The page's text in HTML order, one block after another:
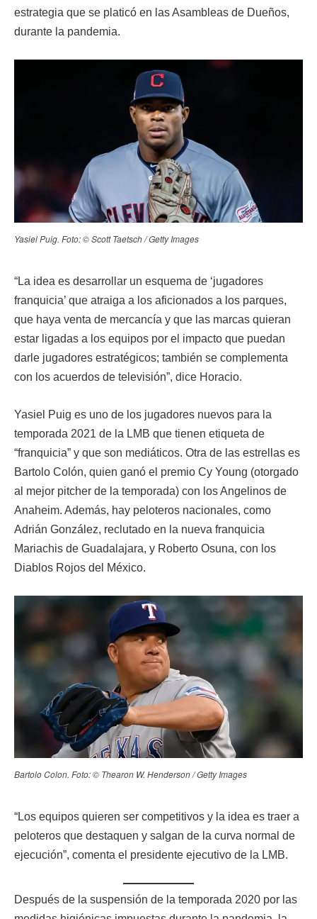
estrategia que se platicó en las Asambleas de Dueños,
durante la pandemia.
Yasiel Puig. Foto: © Scott Taetsch / Getty Images
“La idea es desarrollar un esquema de ‘jugadores
franquicia’ que atraiga a los aficionados a los parques,
que haya venta de mercancía y que las marcas quieran
estar ligadas a los equipos por el impacto que puedan
darle jugadores estratégicos; también se complementa
con los acuerdos de televisión”, dice Horacio.
Yasiel Puig es uno de los jugadores nuevos para la
temporada 2021 de la LMB que tienen etiqueta de
“franquicia” y que son mediáticos. Otra de las estrellas es
Bartolo Colón, quien ganó el premio Cy Young (otorgado
al mejor pitcher de la temporada) con los Angelinos de
Anaheim. Además, hay peloteros nacionales, como
Adrián González, reclutado en la nueva franquicia
Mariachis de Guadalajara, y Roberto Osuna, con los
Diablos Rojos del México.
Bartolo Colon. Foto: © Thearon W. Henderson / Getty Images
“Los equipos quieren ser competitivos y la idea es traer a
peloteros que destaquen y salgan de la curva normal de
ejecución”, comenta el presidente ejecutivo de la LMB.
Después de la suspensión de la temporada 2020 por las